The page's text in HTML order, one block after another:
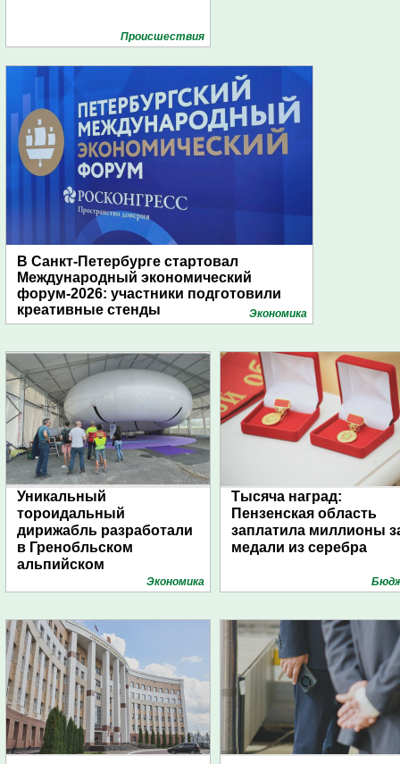
Проиcшествия
В Санкт-Петербурге стартовал
Международный экономический
форум-2026: участники подготовили
креативные стенды
Экономика
Уникальный
тороидальный
дирижабль разработали
в Гренобльском
альпийском
Экономика
Тысяча наград:
Пензенская область
заплатила миллионы
медали из серебра